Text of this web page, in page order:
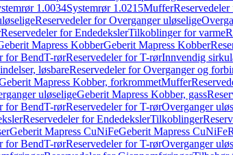
1.0034Systemrør 1.0215Muffer
Reservedeler for Overganger uløselige
Reservedeler for EndedekslerTilkoblinger for varme
Mapress KobberGeberit Mapress Kobber
for BendT-rørReservedeler for T-rørInnvendig
løsbareReservedeler for Overganger og
Mapress Kobber, forkrommetMuffer
uløseligeGeberit Mapress Kobber, gass
for BendT-rørReservedeler for T-rørOverganger
Reservedeler for EndedekslerTilkoblinger
Geberit Mapress CuNiFeGeberit Mapress CuNiFe
for BendT-rørReservedeler for T-rørOverganger